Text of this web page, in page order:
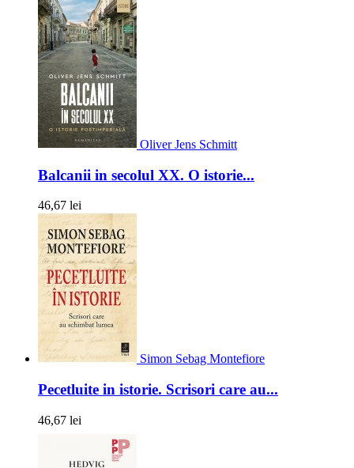
Oliver Jens Schmitt
Balcanii in secolul XX. O istorie...
46,67 lei
Simon Sebag Montefiore
Pecetluite in istorie. Scrisori care au...
46,67 lei